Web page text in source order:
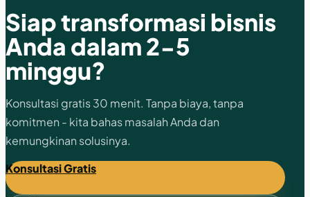
Siap transformasi bisnis
Anda dalam 2-5
minggu?
Konsultasi gratis 30 menit. Tanpa biaya, tanpa
komitmen - kita bahas masalah Anda dan
kemungkinan solusinya.
Konsultasi Gratis